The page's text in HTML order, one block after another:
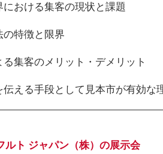
おける集客の現状と課題
特徴と限界
集客のメリット・デメリット
える手段として見本市が有効な
ト ジャパン（株）の展示会